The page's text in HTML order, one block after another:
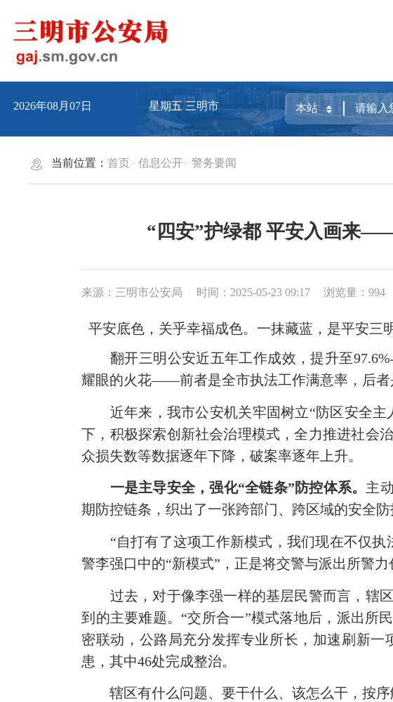
2026年08月07日 星期五三明市
当前位置：首页 信息公开 警务要闻
“四安”护绿都 平安入画来
来源：三明市公安局 时间：2025-05-23 09:17 浏览量：994
平安底色，关乎幸福成色。一抹藏蓝，是平安三
翻开三明公安近五年工作成效，提升至97.6%
耀眼的火花——前者是全市执法工作满意率，后者
近年来，我市公安机关牢固树立“防区安全主
下，积极探索创新社会治理模式，全力推进社会
众损失数等数据逐年下降，破案率逐年上升。
一是主导安全，强化“全链条”防控体系。 主
期防控链条，织出了一张跨部门、跨区域的安全防
“自打有了这项工作新模式，我们现在不仅
警李强口中的“新模式”，正是将交警与派出所警
过去，对于像李强一样的基层民警而言，辖
到的主要难题。 “交所合一”模式落地后，派出所
密联动，公路局充分发挥专业所长，加速刷新
患，其中46处完成整治。
辖区有什么问题、要干什么、该怎么干，按